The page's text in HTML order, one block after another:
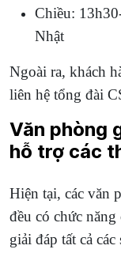
Chiều:
Nhật
Ngoài ra, khách
liên hệ tổng đài
Văn phòng
hỗ trợ các
Hiện tại, các văn
đều có chức
giải đáp tất cả